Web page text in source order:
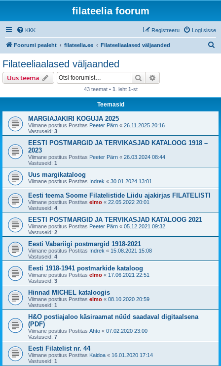
filateelia foorum
KKK Logi sisse
Registreeru
Foorumi pealeht filateelia.ee Filateeliaalased väljaanded
Filateeliaalased väljaanded
Uus teema Otsi
43 teemat • 1 . leht 1-st
Teemasid
MARGIAJAKIRI KOGUJA 2025
Viimane postitus Postitas Peeter Pärn « 26.11.2025 20:16
Vastuseid: 3
EESTI POSTMARGID JA TERVIKASJAD KATALOOG 1918 –
2023
Viimane postitus Postitas Peeter Pärn « 26.03.2024 08:44
Vastuseid: 1
Uus margikataloog
Viimane postitus Postitas Indrek « 30.01.2024 13:01
Eesti teema Soome Filatelistide Liidu ajakirjas FILATELISTI
Viimane postitus Postitas elmo « 22.05.2022 20:01
Vastuseid: 4
EESTI POSTMARGID JA TERVIKASJAD KATALOOG 2021
Viimane postitus Postitas Peeter Pärn « 05.12.2021 09:32
Vastuseid: 2
Eesti Vabariigi postmargid 1918-2021
Viimane postitus Postitas Indrek « 15.08.2021 15:08
Vastuseid: 4
Eesti 1918-1941 postmarkide kataloog
Viimane postitus Postitas elmo « 17.06.2021 22:51
Vastuseid: 3
Hinnad MICHEL kataloogis
Viimane postitus Postitas elmo « 08.10.2020 20:59
Vastuseid: 1
H&O postiajaloo käsiraamat nüüd saadaval digitaalsena
(PDF)
Viimane postitus Postitas Ahto « 07.02.2020 23:00
Vastuseid: 7
Eesti Filatelist nr. 44
Viimane postitus Postitas Kaidoa « 16.01.2020 17:14
Vastuseid: 1